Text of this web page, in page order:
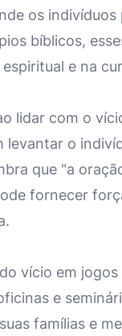
os
bíblicos,
e na
lidar com o
levantar o
que "a
fornecer
vício em
e
famílias e